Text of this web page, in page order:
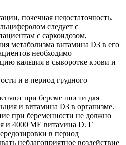
почечная недостаточность.
следует с
с саркоидозом,
метаболизма витамина D3 в его
необходимо
кальция в сыворотке крови и
и в период грудного
при беременности для
и витамина D3 в организме.
при беременности не должно
и 4000 ME витамина D. Г
в период
неблагоприятное воздействие